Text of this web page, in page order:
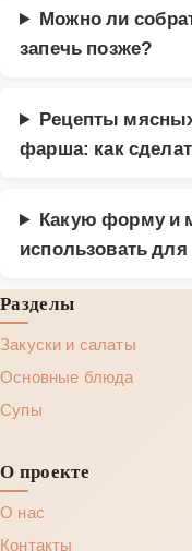
Можно ли
запечь позже?
Рецепты
фарша: как
Какую форму и
использовать
Разделы
Закуски и салаты
Основные блюда
Супы
О проекте
О нас
Контакты